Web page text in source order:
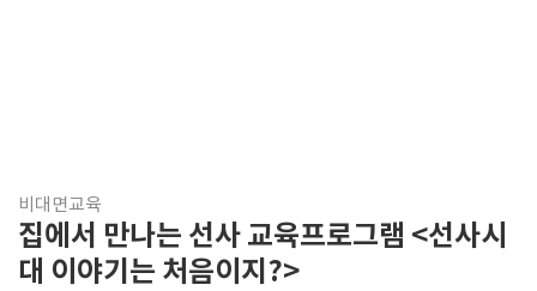
비대면교육
집에서 만나는 선사 교육프로그램 <선사시
대 이야기는 처음이지?>